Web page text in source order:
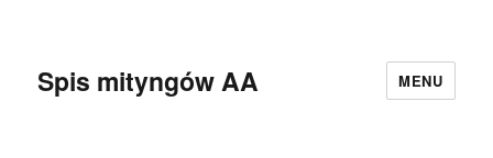
Spis mityngów AA MENU